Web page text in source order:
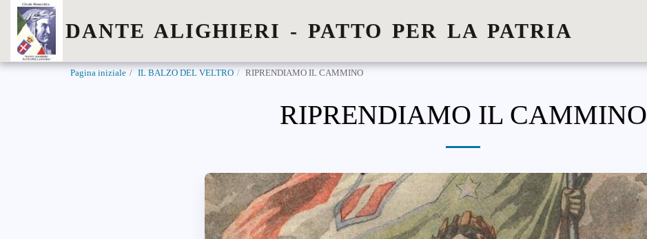
DANTE ALIGHIERI - PATTO PER LA PATRIA
Pagina iniziale IL BALZO DEL VELTRO RIPRENDIAMO IL CAMMINO
RIPRENDIAMO IL CAMMINO